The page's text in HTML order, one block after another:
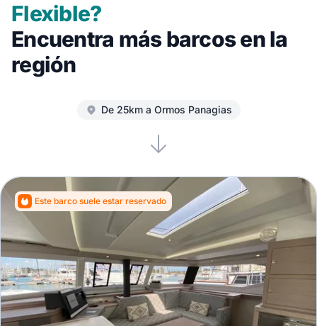
Flexible?
Encuentra más barcos en la
región
De 25km a Ormos Panagias
Este barco suele estar reservado